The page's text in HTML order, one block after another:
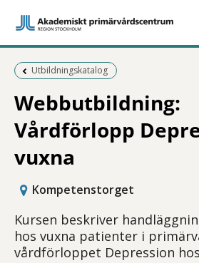
Föregående sida:
Utbildningskatalog
Webbutbildning:
Vårdförlopp
vuxna
Kompetenstorget
Kursen beskriver
hos vuxna patienter i
vårdförloppet Depression